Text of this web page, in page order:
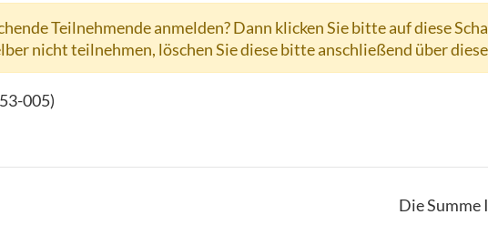
Teilnehmende anmelden? Dann klicken Sie bitte auf diese
nicht teilnehmen, löschen Sie diese bitte anschließend über
005)
Die Summe